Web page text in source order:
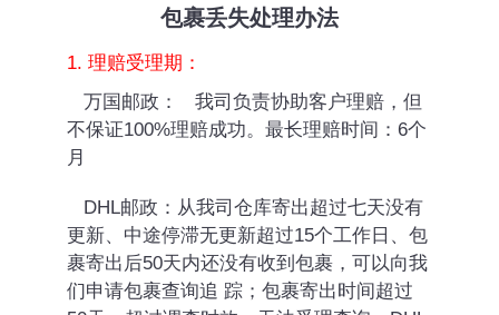
包裹丢失处理办法
1. 理赔受理期：
万国邮政：
我司负责协助客户理赔，但
不保证100%理赔成功。最长理赔时间：6个
月
DHL邮政：从我司仓库寄出超过七天没有
更新、中途停滞无更新超过15个工作日、包
裹寄出后50天内还没有收到包裹，可以向我
们申请包裹查询追 踪；包裹寄出时间超过